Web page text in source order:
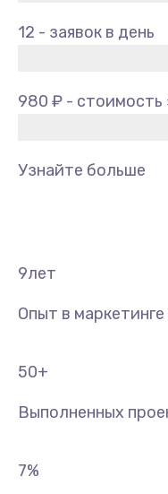
12 - заявок в день
980 ₽ - стоимость
Узнайте больше
9лет
Опыт в
50+
Выполненных
7%